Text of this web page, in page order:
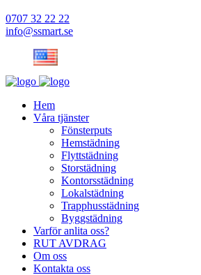
0707 32 22 22
info@ssmart.se
Hem
Våra tjänster
Fönsterputs
Hemstädning
Flyttstädning
Storstädning
Kontorsstädning
Lokalstädning
Trapphusstädning
Byggstädning
Varför anlita oss?
RUT AVDRAG
Om oss
Kontakta oss